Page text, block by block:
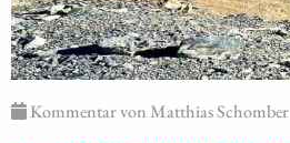
Kommentar von Matthias